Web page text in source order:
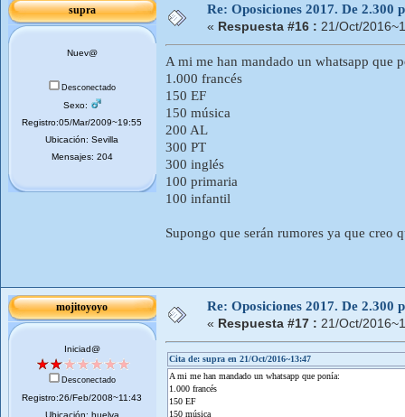
supra
Nuev@
Desconectado
Sexo:
Registro:05/Mar/2009~19:55
Ubicación: Sevilla
Mensajes: 204
Re: Oposiciones 2017. De 2.300
« Respuesta #16 : 21/Oct/
A mi me han mandado un whatsapp que
1.000 francés
150 EF
150 música
200 AL
300 PT
300 inglés
100 primaria
100 infantil
Supongo que serán rumores ya que creo
mojitoyoyo
Iniciad@
Desconectado
Registro:26/Feb/2008~11:43
Ubicación: huelva
Re: Oposiciones 2017. De 2.300
« Respuesta #17 : 21/Oct/
Cita de: supra en 21/Oct/2016~13:47
A mi me han mandado un whatsapp que ponía:
1.000 francés
150 EF
150 música